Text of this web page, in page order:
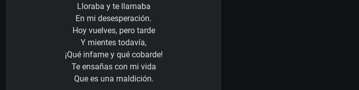
Lloraba y te llamaba
En mi desesperación.
Hoy vuelves, pero tarde
Y mientes todavía,
¡Qué infame y qué cobarde!
Te ensañas con mi vida
Que es una maldición.